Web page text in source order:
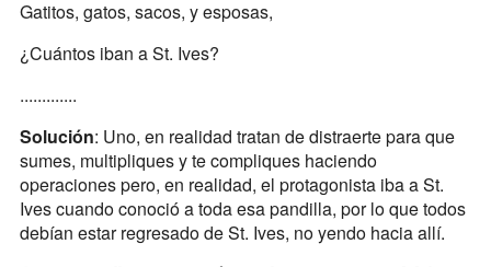
Gatitos, gatos, sacos, y esposas,
¿Cuántos iban a St. Ives?
.............
Solución: Uno, en realidad tratan de distraerte para que
sumes, multipliques y te compliques haciendo
operaciones pero, en realidad, el protagonista iba a St.
Ives cuando conoció a toda esa pandilla, por lo que todos
debían estar regresado de St. Ives, no yendo hacia allí.